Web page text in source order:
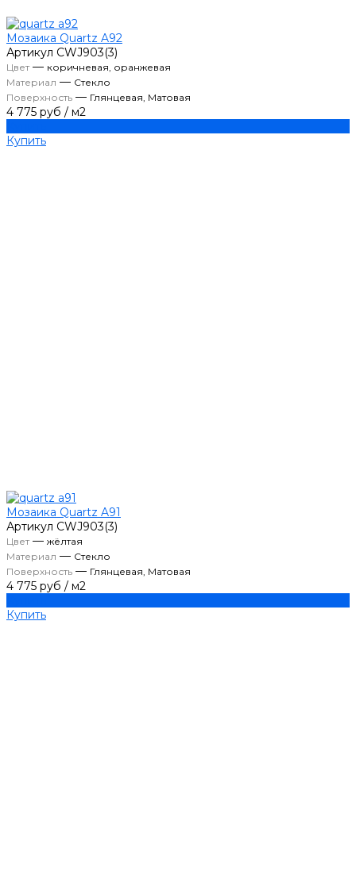
Мозаика Quartz A92
Артикул CWJ903(3)
Цвет— коричневая, оранжевая
Материал — Стекло
Поверхность — Глянцевая, Матовая
4 775 руб / м2
Купить
Мозаика Quartz A91
Артикул CWJ903(3)
Цвет— жёлтая
Материал — Стекло
Поверхность — Глянцевая, Матовая
4 775 руб / м2
Купить